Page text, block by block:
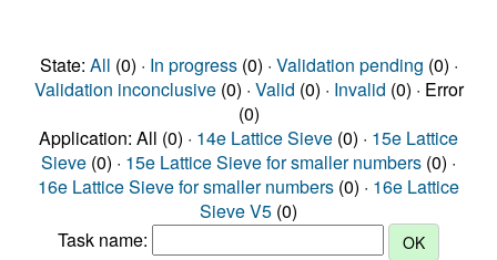
State: All (0) · In progress(0) · Validation pending (0) ·
Validation inconclusive(0) · Valid (0) · Invalid (0) · Error
(0)
Application: All (0) · 14e Lattice Sieve (0) · 15e Lattice
Sieve (0) · 15e Lattice Sieve for smaller numbers (0) ·
16e Lattice Sieve for smaller numbers (0) · 16e Lattice
Sieve V5 (0)
Task name: